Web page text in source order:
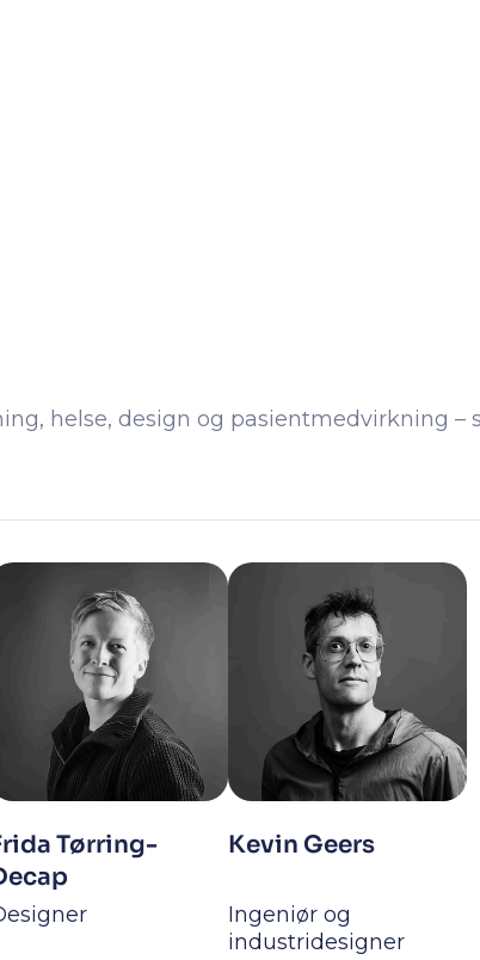
helse, design og pasientmedvirkning –
Tørring-
Kevin Geers
Ingeniør og
industridesigner